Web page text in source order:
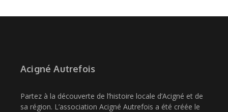
Acigné Autrefois
Partez à la découverte de l’histoire locale d’Acigné et de
sa région. L’association Acigné Autrefois a été créée le